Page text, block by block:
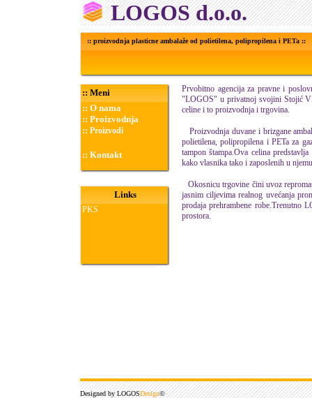
LOGOS d.o.o.
:: proizvodnja plasticne ambalaže od polietilena, polipropilena i PETa ::
:: Meni
:: O nama
:: Proizvodnja
:: Proizvodi
:: Kontakt
Links
PKS
Prvobitno agencija za pravne i
"LOGOS" u privatnoj svojini Stojić
celine i to proizvodnja i trgovina.
Proizvodnja duvane i brizgane
polietilena, polipropilena i PETa za
tampon štampa.Ova celina
kako vlasnika tako i zaposlenih u
Okosnicu trgovine čini uvoz
jasnim ciljevima realnog uvećanja
prodaja prehrambene robe.Trenutno
prostora.
Designed by LOGOSDesign©